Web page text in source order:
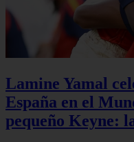
Lamine Yamal
España en el
pequeño Keyne: